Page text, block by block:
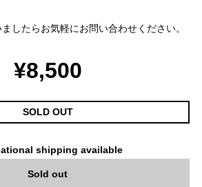
したらお気軽にお問い合わせください。
¥8,500
SOLD OUT
shipping available
Sold out